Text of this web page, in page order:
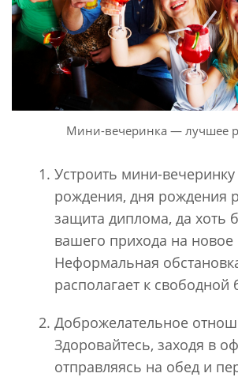
Мини-вечеринка — лучшее
Устроить мини-вечеринку
рождения, дня рождения
защита диплома, да хоть
вашего прихода на новое
Неформальная
располагает к свободной
Доброжелательное
Здоровайтесь, заходя в
отправляясь на обед и